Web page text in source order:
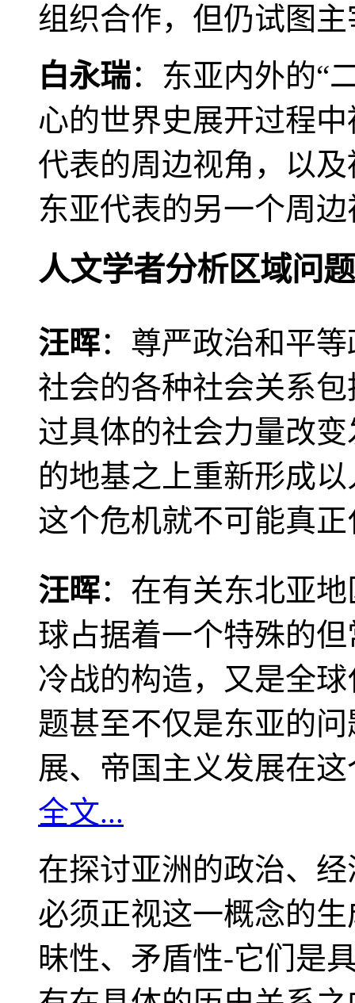
组织合作，但仍试图
白永瑞：东亚内外的“
心的世界史展开过程
代表的周边视角，以
东亚代表的另一个周
人文学者分析区域问题
汪晖：尊严政治和平
社会的各种社会关系
过具体的社会力量改
的地基之上重新形成
这个危机就不可能真
汪晖：在有关东北亚
球占据着一个特殊的
冷战的构造，又是全
题甚至不仅是东亚的
展、帝国主义发展在
全文...
在探讨亚洲的政治、
必须正视这一概念的
昧性、矛盾性-它们是